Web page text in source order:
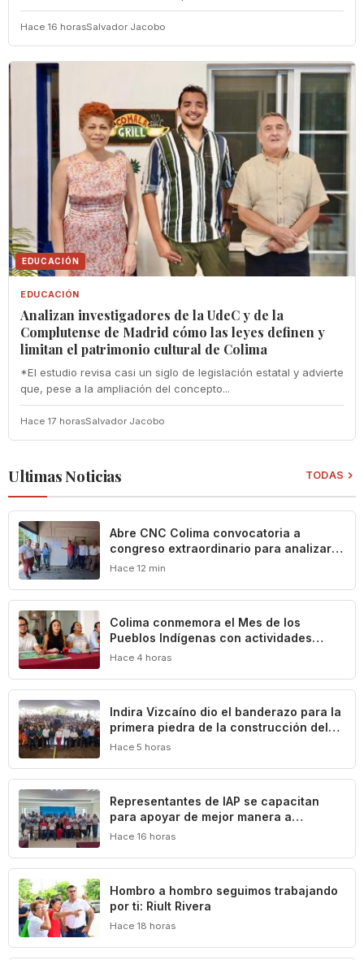
Hace 16 horasSalvador Jacobo
EDUCACIÓN
EDUCACIÓN
Analizan investigadores de la UdeC y de la
Complutense de Madrid cómo las leyes definen y
limitan el patrimonio cultural de Colima
*El estudio revisa casi un siglo de legislación estatal y advierte
que, pese a la ampliación del concepto...
Hace 17 horasSalvador Jacobo
Ultimas Noticias TODAS
Abre CNC Colima convocatoria a
congreso extraordinario para analizar
crisis del campo
Hace 12 min
Colima conmemora el Mes de los
Pueblos Indígenas con actividades
culturales y académicas
Hace 4 horas
Indira Vizcaíno dio el banderazo para la
primera piedra de la construcción del
Centro Comunitario ‘México Imparable’
Hace 5 horas
Representantes de IAP se capacitan
para apoyar de mejor manera a
población vulnerable del estado de
Hace 16 horas
Hombro a hombro seguimos trabajando
por ti: Riult Rivera
Hace 18 horas